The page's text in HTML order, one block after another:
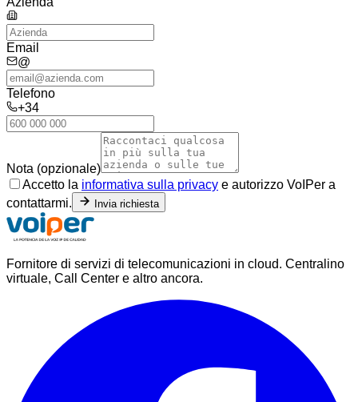
Email
@
Telefono
+34
Nota (opzionale)
Accetto la informativa sulla privacy e autorizzo VoIPer a
contattarmi.
Invia richiesta
Fornitore di servizi di telecomunicazioni in cloud. Centralino
virtuale, Call Center e altro ancora.